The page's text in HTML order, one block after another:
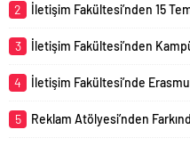
2 İletişim Fakültesi’nden 15
3 İletişim Fakültesi’nden
4 İletişim Fakültesi’nde
5 Reklam Atölyesi’nden